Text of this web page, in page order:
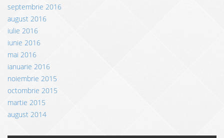
septembrie 2016
august 2016
iulie 2016
iunie 2016
mai 2016
ianuarie 2016
noiembrie 2015
octombrie 2015
martie 2015
august 2014